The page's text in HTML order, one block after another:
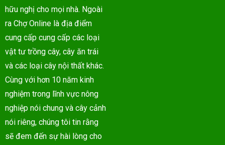
hữu nghị cho mọi nhà. Ngoài
ra Chợ Online là địa điểm
cung cấp cung cấp các loại
vật tư trồng cây, cây ăn trái
và các loại cây nội thất khác.
Cùng với hơn 10 năm kinh
nghiệm trong lĩnh vực nông
nghiệp nói chung và cây cảnh
nói riêng, chúng tôi tin rằng
sẽ đem đến sự hài lòng cho